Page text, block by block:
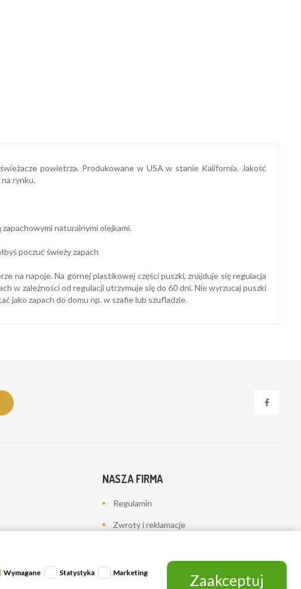
powietrza. Produkowane w USA w stanie Kalifornia. Jakość
rynku.
naturalnymi olejkami.
poczuć świeży zapach
na napoje. Na górnej plastikowej części puszki, znajduje się regulacja
w zależności od regulacji utrzymuje się do 60 dni. Nie wyrzucaj puszki
jako zapach do domu np. w szafie lub szufladzie.
NASZA FIRMA
Regulamin
Zwroty i reklamacje
Dostawa
Wymagane Statystyka Marketing
Zaakceptuj